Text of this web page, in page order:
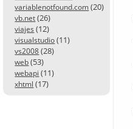
variablenotfound.com (20)
vb.net (26)
viajes (12)
visualstudio (11)
vs2008 (28)
web (53)
webapi (11)
xhtml (17)